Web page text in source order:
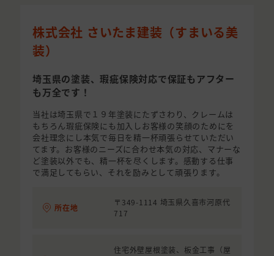
株式会社 さいたま建装（すまいる美
装）
埼玉県の塗装、瑕疵保険対応で保証もアフター
も万全です！
当社は埼玉県で１９年塗装にたずさわり、クレームは
もちろん瑕疵保険にも加入しお客様の笑顔のためにを
会社理念にし本気で毎日を精一杯頑張らせていただい
てます。お客様のニーズに合わせ本気の対応、マナーな
ど塗装以外でも、精一杯を尽くします。感動する仕事
で満足してもらい、それを励みとして頑張ります。
所在地
〒349-1114 埼玉県久喜市河原代
717
住宅外壁屋根塗装、板金工事（屋